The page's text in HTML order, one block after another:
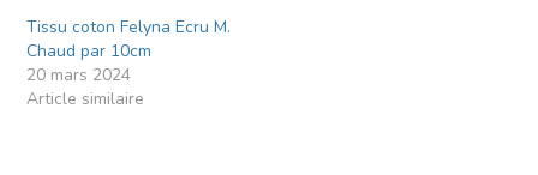
Tissu coton Felyna Ecru M.
Chaud par 10cm
20 mars 2024
Article similaire